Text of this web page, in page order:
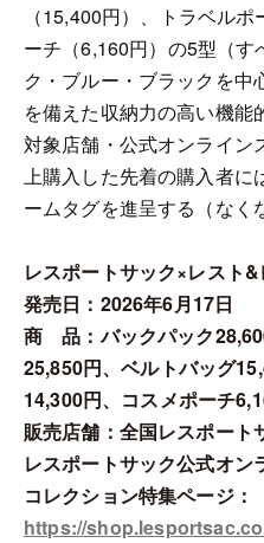
（15,400円）、トラベル
ーチ（6,160円）の5型（
ク・ブルー・ブラックを中
を備えた収納力の高い機能
対象店舗・公式オンライン
上購入した先着の購入者に
ームタグを進呈する（なく
レスポートサック×レスト
発売日：2026年6月17日
商 品：バックパック
25,850円、ベルトバッグ
14,300円、コスメポーチ
販売店舗：全国レスポート
レスポートサック公式オン
コレクション特集ページ：
https://